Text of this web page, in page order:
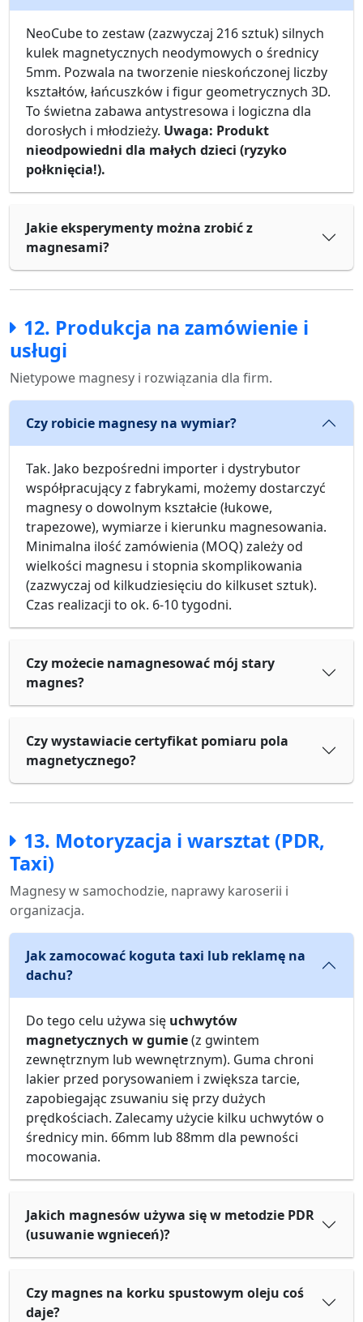
NeoCube to zestaw (zazwyczaj 216 sztuk) silnych
kulek magnetycznych neodymowych o średnicy
5mm. Pozwala na tworzenie nieskończonej liczby
kształtów, łańcuszków i figur geometrycznych 3D.
To świetna zabawa antystresowa i logiczna dla
dorosłych i młodzieży. Uwaga: Produkt
nieodpowiedni dla małych dzieci (ryzyko
połknięcia!).
Jakie eksperymenty można zrobić z
magnesami?
12. Produkcja na zamówienie i
usługi
Nietypowe magnesy i rozwiązania dla firm.
Czy robicie magnesy na wymiar?
Tak. Jako bezpośredni importer i dystrybutor
współpracujący z fabrykami, możemy dostarczyć
magnesy o dowolnym kształcie (łukowe,
trapezowe), wymiarze i kierunku magnesowania.
Minimalna ilość zamówienia (MOQ) zależy od
wielkości magnesu i stopnia skomplikowania
(zazwyczaj od kilkudziesięciu do kilkuset sztuk).
Czas realizacji to ok. 6-10 tygodni.
Czy możecie namagnesować mój stary
magnes?
Czy wystawiacie certyfikat pomiaru pola
magnetycznego?
13. Motoryzacja i warsztat (PDR,
Taxi)
Magnesy w samochodzie, naprawy karoserii i
organizacja.
Jak zamocować koguta taxi lub reklamę na
dachu?
Do tego celu używa się uchwytów
magnetycznych w gumie(z gwintem
zewnętrznym lub wewnętrznym). Guma chroni
lakier przed porysowaniem i zwiększa tarcie,
zapobiegając zsuwaniu się przy dużych
prędkościach. Zalecamy użycie kilku uchwytów o
średnicy min. 66mm lub 88mm dla pewności
mocowania.
Jakich magnesów używa się w metodzie PDR
(usuwanie wgnieceń)?
Czy magnes na korku spustowym oleju coś
daje?